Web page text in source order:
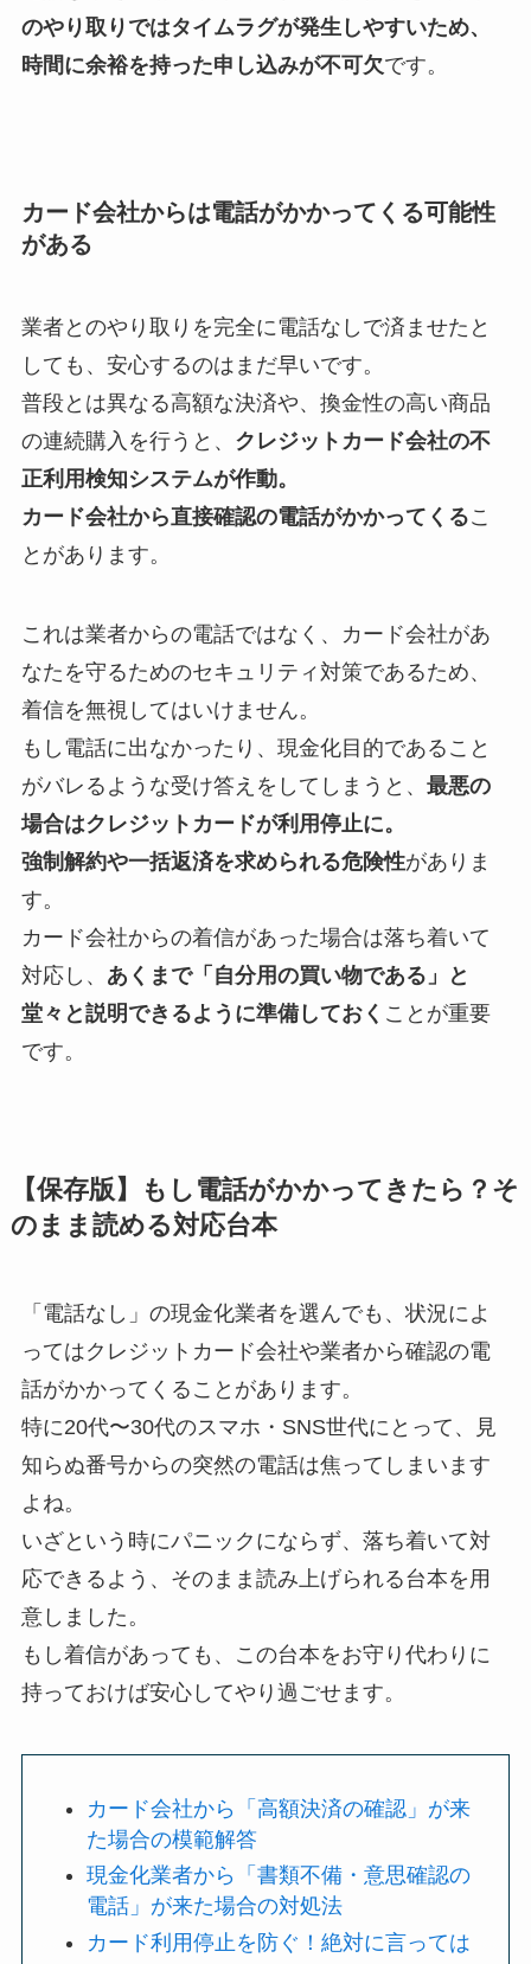
のやり取りではタイムラグが発生しやすいため、
時間に余裕を持った申し込みが不可欠です。
Collins site combines bilingual dictionaries,
example sentences and corpus-based frequency to
idiomatic alternatives. For quick conversions
between languages, an accessibleonline translator
can save time while offering usage notes and audio
pronunciations that illustrate real speech patterns.
Az online játékpiacon a belépési küszöbök
folyamatosan változnak, és ez különösen fontos
azoknak, akik óvatosan szeretnék kezelni a
nemcsak a hozzáférést teszi rugalmasabbá, hanem
lehetőséget ad arra is, hogy a felhasználók jobban
megismerjék a felületet, a fizetési módokat és a
játékkínálat szerkezetét. Az alacsonyabb összegű
indulás iránti érdeklődés ezért az alacsony
befizetes casino típusú megoldások felé tereli a
figyelmet, ahol a hangsúly a mérsékelt kockázaton
és a tudatos pénzkezelésen van. A szolgáltatók
oldaláról ez gyakran szélesebb közönséget ér el,
miközben a játékosok számára átláthatóbbá válik,
milyen feltételek mellett érdemes elkezdeni a
használatot. A trend jól mutatja, hogy a kényelem
Das Spielprinzip vonchicken road
einfache Steuerung mit steigender
Herausforderung und spricht damit vor allem
bevorzugen.
Wer die Regeln und Auszahlungsquoten verstehen
möchte, findet beiblackjack gratiseine
unkomplizierte Möglichkeit, das Spiel ohne Einsatz
The underwater slot gameRazor Shark
bright marine imagery with a simple bonus-driven
structure that keeps the pace steady.
HraChicken Roadstaví na jednoduchém principu
postupného zvyšování sázky a pečlivého
načasování rozhodnutí.
Das ägyptisch inspirierte Automatenspiel
Ra
verbindet klassische Walzenmechanik mit
einem klaren Abenteuer-Motiv und bleibt damit ein
Unterhaltung.
W analizie rynku gier online
można traktować jako przykład platformy łączącej
rozrywkę z przejrzystą prezentacją zasad i oferty.
Η σύγχρονη αγορά διαδικτυακής ψυχαγωγίας, με
παραδείγματα όπως τοSlotsHub, δείχνει πώς η
τεχνολογία διαμορφώνει πιο οργανωμένες και
onlinepowinno łączyć przejrzyste zasady, szybkie
Writers, students and travellers benefit from
meanings and sample sentences to ensure the
chosen option fits tone and situation. Regular use
improves vocabulary and confidence when
communicating across languages.
カード会社からは電話がかかってくる可能性
がある
業者とのやり取りを完全に電話なしで済ませたと
しても、安心するのはまだ早いです。
普段とは異なる高額な決済や、換金性の高い商品
の連続購入を行うと、 クレジットカード会社の不
正利用検知システムが作動。
カード会社から直接確認の電話がかかってくるこ
とがあります。
これは業者からの電話ではなく、カード会社があ
なたを守るためのセキュリティ対策であるため、
着信を無視してはいけません。
もし電話に出なかったり、現金化目的であること
がバレるような受け答えをしてしまうと、 最悪の
場合はクレジットカードが利用停止に。
強制解約や一括返済を求められる危険性がありま
す。
カード会社からの着信があった場合は落ち着いて
対応し、 あくまで「自分用の買い物である」と
堂々と説明できるように準備しておく ことが重要
です。
【保存版】もし電話がかかってきたら？そ
のまま読める対応台本
「電話なし」の現金化業者を選んでも、状況によ
ってはクレジットカード会社や業者から確認の電
話がかかってくることがあります。
特に20代〜30代のスマホ・SNS世代にとって、見
知らぬ番号からの突然の電話は焦ってしまいます
よね。
いざという時にパニックにならず、落ち着いて対
応できるよう、そのまま読み上げられる台本を用
意しました。
もし着信があっても、この台本をお守り代わりに
持っておけば安心してやり過ごせます。
カード会社から「高額決済の確認」が来
た場合の模範解答
現金化業者から「書類不備・意思確認の
電話」が来た場合の対処法
カード利用停止を防ぐ！絶対に言っては